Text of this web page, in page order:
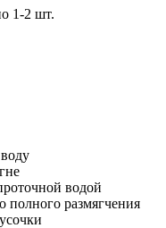
1-2 шт.
водой
полного размягчения